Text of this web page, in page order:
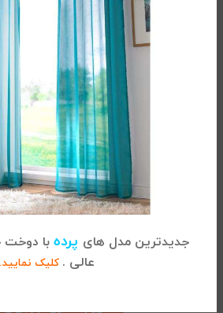
جدیدترین مدل های پرده با
عالی . کلیک نمایید.
ری اکتیو تولید شده است. الیاف به
باعث پف و حجم بسیار متناسب لحاف
از دیگر ﺧﺼﻮﺻﯿﺎت اینسرویس لحاف
ﻟﻄﺎﻓﺖ و ﻧﺮﻣﯽ پارچه
عدم آﺑﺮﻓﺖ
ضد حساسیت و آنتی باکتریال بودن